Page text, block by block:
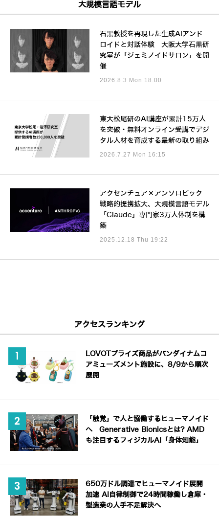
大規模言語モデル
石黒教授を再現した生成AIアンド
ロイドと対話体験 大阪大学石黒研
究室が「ジェミノイドサロン」を開
催
2026.8.3 Mon 18:00
東大松尾研のAI講座が累計15万人
を突破・無料オンライン受講でデジ
タル人材を育成する最新の取り組み
2026.7.27 Mon 16:15
アクセンチュア×アンソロピック
戦略的提携拡大、大規模言語モデル
「Claude」専門家3万人体制を構
築
2025.12.18 Thu 19:22
アクセスランキング
LOVOTプライズ商品がバンダイナムコ
アミューズメント施設に、8/9から順次
展開
「触覚」で人と協働するヒューマノイド
へ Generative Bionicsとは? AMD
も注目するフィジカルAI「身体知能」
650万ドル調達でヒューマノイド展開
加速 AI自律制御で24時間稼働し倉庫・
製造業の人手不足解決へ